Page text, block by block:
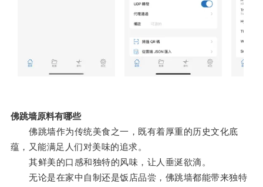
佛跳墙原料有哪些
佛跳墙作为传统美食之一，既有着厚重的历史文化底
蕴，又能满足人们对美味的追求。
其鲜美的口感和独特的风味，让人垂涎欲滴。
无论是在家中自制还是饭店品尝，佛跳墙都能带来独特